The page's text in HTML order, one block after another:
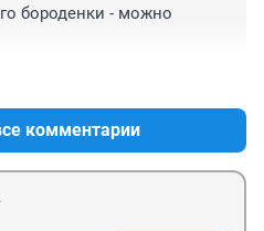
бороденки - можно
комментарии